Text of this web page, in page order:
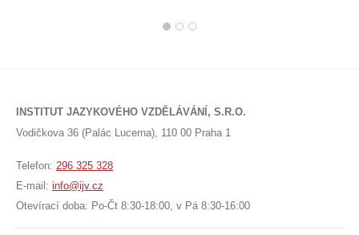
INSTITUT JAZYKOVÉHO VZDĚLÁVÁNÍ, S.R.O.
Vodičkova 36 (Palác Lucerna), 110 00 Praha 1
Telefon: 296 325 328
E-mail: info@ijv.cz
Otevírací doba: Po-Čt 8:30-18:00, v Pá 8:30-16:00